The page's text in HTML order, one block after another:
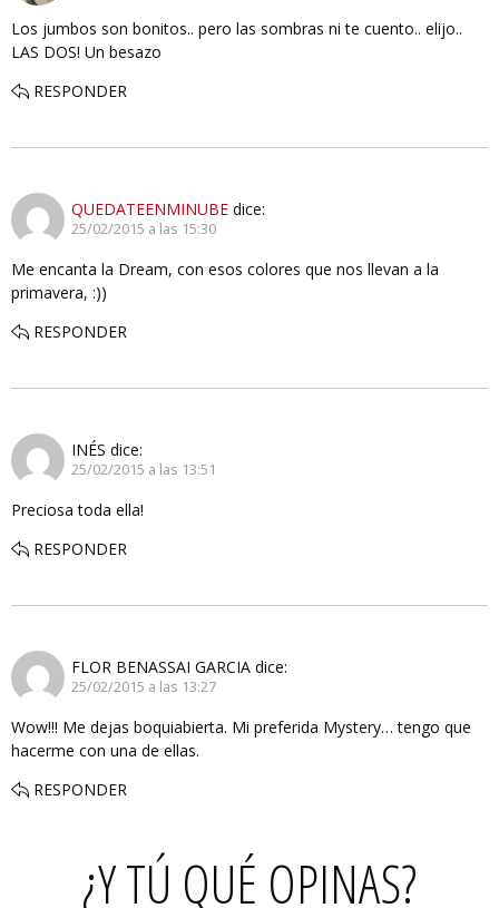
Los jumbos son bonitos.. pero las sombras ni te cuento.. elijo..
LAS DOS! Un besazo
RESPONDER
QUEDATEENMINUBE dice:
25/02/2015 a las 15:30
Me encanta la Dream, con esos colores que nos llevan a la
primavera, :))
RESPONDER
INÉS dice:
25/02/2015 a las 13:51
Preciosa toda ella!
RESPONDER
FLOR BENASSAI GARCIA dice:
25/02/2015 a las 13:27
Wow!!! Me dejas boquiabierta. Mi preferida Mystery… tengo que
hacerme con una de ellas.
RESPONDER
¿Y TÚ QUÉ OPINAS?